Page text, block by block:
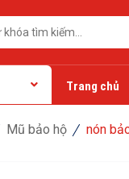
Trang chủ
Mũ bảo hộ nón